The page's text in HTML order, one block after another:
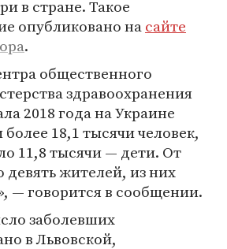
в стране. Такое
опубликовано насайте
.
общественного
здравоохранения
2018 года на Украине
18,1 тысячи человек,
11,8 тысячи — дети. От
девять жителей, из них
— говорится в сообщении.
заболевших
в Львовской,